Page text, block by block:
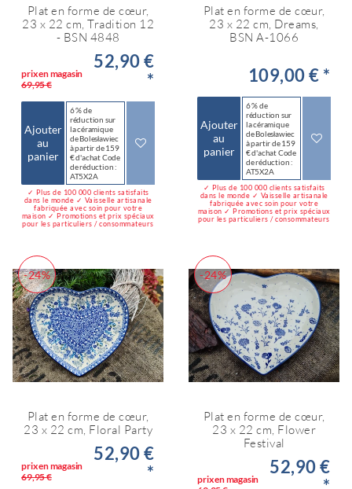
Plat en forme de cœur,
23 x 22 cm, Tradition 12
- BSN 4848
prix en magasin
69,95 €
52,90 €
*
Ajouter
au
panier
6 % de
réduction sur
la céramique
de Bolesławiec
à partir de 159
€ d'achat Code
de réduction :
AT5X2A
✓ Plus de 100 000 clients satisfaits
dans le monde ✓ Vaisselle artisanale
fabriquée avec soin pour votre
maison ✓ Promotions et prix spéciaux
pour les particuliers / consommateurs
Plat en forme de cœur,
23 x 22 cm, Dreams,
BSN A-1066
109,00 € *
Ajouter
au
panier
6 % de
réduction sur
la céramique
de Bolesławiec
à partir de 159
€ d'achat Code
de réduction :
AT5X2A
✓ Plus de 100 000 clients satisfaits
dans le monde ✓ Vaisselle artisanale
fabriquée avec soin pour votre
maison ✓ Promotions et prix spéciaux
pour les particuliers / consommateurs
-24%
Plat en forme de cœur,
23 x 22 cm, Floral Party
prix en magasin
69,95 €
52,90 €
*
-24%
Plat en forme de cœur,
23 x 22 cm, Flower
Festival
prix en magasin
52,90 €